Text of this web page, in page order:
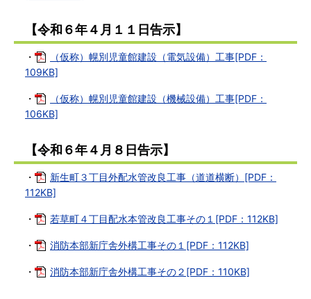
【令和６年４月１１日告示】
・
（仮称）幌別児童館建設（電気設備）工事[PDF：
109KB]
・
（仮称）幌別児童館建設（機械設備）工事[PDF：
106KB]
【令和６年４月８日告示】
・
新生町３丁目外配水管改良工事（道道横断）[PDF：
112KB]
・ 若草町４丁目配水本管改良工事その１[PDF：112KB]
・ 消防本部新庁舎外構工事その１[PDF：112KB]
・ 消防本部新庁舎外構工事その２[PDF：110KB]